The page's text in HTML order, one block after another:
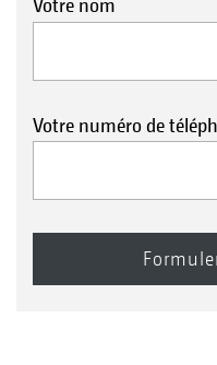
Commande simple par
Bac incorporateur avec
Votre nom
Votre numéro de